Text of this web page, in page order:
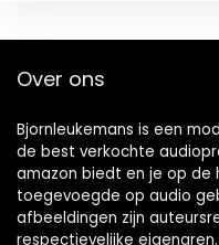
Over ons
Bjornleukemans is een
de best verkochte
amazon biedt en je op de
toegevoegde op audio
afbeeldingen zijn
respectievelijke